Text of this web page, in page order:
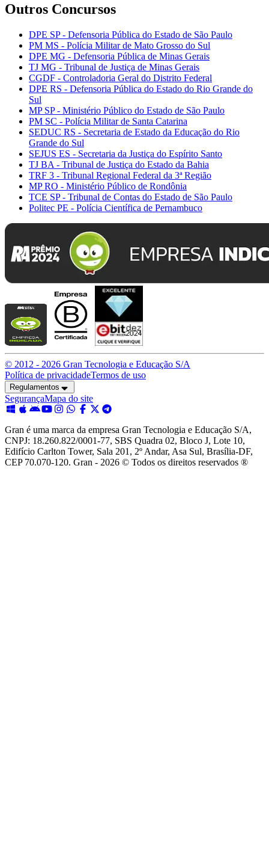
Outros Concursos
DPE SP - Defensoria Pública do Estado de São Paulo
PM MS - Polícia Militar de Mato Grosso do Sul
DPE MG - Defensoria Pública de Minas Gerais
TJ MG - Tribunal de Justiça de Minas Gerais
CGDF - Controladoria Geral do Distrito Federal
DPE RS - Defensoria Pública do Estado do Rio Grande do
Sul
MP SP - Ministério Público do Estado de São Paulo
PM SC - Polícia Militar de Santa Catarina
SEDUC RS - Secretaria de Estado da Educação do Rio
Grande do Sul
SEJUS ES - Secretaria da Justiça do Espírito Santo
TJ BA - Tribunal de Justiça do Estado da Bahia
TRF 3 - Tribunal Regional Federal da 3ª Região
MP RO - Ministério Público de Rondônia
TCE SP - Tribunal de Contas do Estado de São Paulo
Politec PE - Polícia Científica de Pernambuco
© 2012 - 2026 Gran Tecnologia e Educação S/A
Política de privacidadeTermos de uso
Regulamentos
SegurançaMapa do site
Gran é uma marca da empresa Gran Tecnologia e Educação S/A,
CNPJ: 18.260.822/0001-77, SBS Quadra 02, Bloco J, Lote 10,
Edifício Carlton Tower, Sala 201, 2º Andar, Asa Sul, Brasília-DF,
CEP 70.070-120. Gran - 2026 © Todos os direitos reservados ®